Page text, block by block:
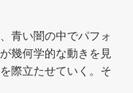
青い闇の中でパフォ
幾何学的な動きを見
際立たせていく。そ